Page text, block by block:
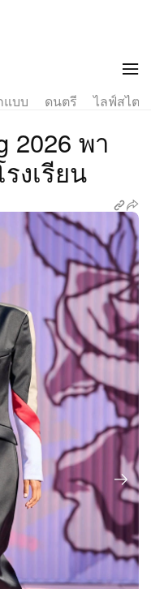
แบบ ดนตรี ไลฟ์สไตล์
2026 พา
งเรียน